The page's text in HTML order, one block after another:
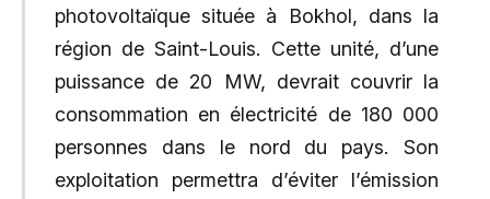
photovoltaïque située à Bokhol, dans la
région de Saint-Louis. Cette unité, d’une
puissance de 20 MW, devrait couvrir la
consommation en électricité de 180 000
personnes dans le nord du pays. Son
exploitation permettra d’éviter l’émission